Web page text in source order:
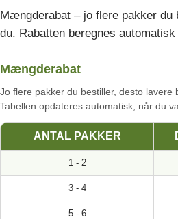
Mængderabat – jo flere pakker du
du. Rabatten beregnes
Mængderabat
Jo flere pakker du bestiller, desto lavere
Tabellen opdateres automatisk, når du
ANTAL PAKKER
1 - 2
3 - 4
5 - 6